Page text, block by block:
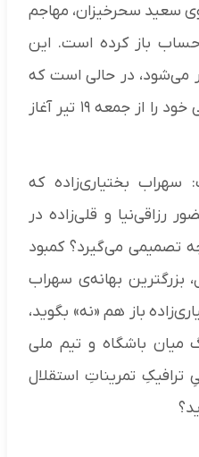
سعید سحرخیزان، مهاجم
حساب باز کرده است. این
تا ۳۰ تیر برگزار می‌شود، در حالی است که
استقلالی‌ها هم اردوی داخلی خود را از جمعه ۱۹ تیر آغاز
سهراب بختیاری‌زاده که
رزاقی‌نیا و قلی‌زاده در
تصمیمی می‌گیرد؟ کمبود
بزرگترین بهانه‌ی سهراب
باز هم «نه» بگوید،
میان باشگاه و تیم ملی
ترافیکِ تمریناتِ استقلال